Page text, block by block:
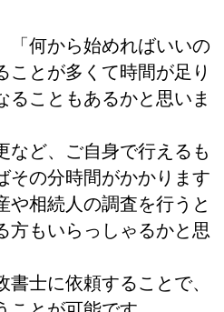
「何から始めればいいの
ことが多くて時間が足り
ることもあるかと思いま
など、ご自身で行えるも
その分時間がかかります
や相続人の調査を行うと
方もいらっしゃるかと思
士に依頼することで、